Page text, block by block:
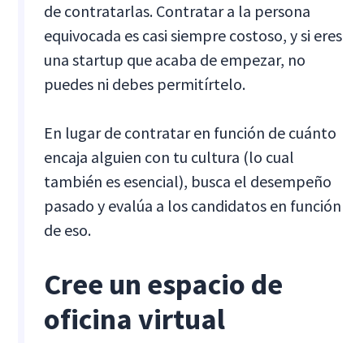
de contratarlas. Contratar a la persona
equivocada es casi siempre costoso, y si eres
una startup que acaba de empezar, no
puedes ni debes permitírtelo.
En lugar de contratar en función de cuánto
encaja alguien con tu cultura (lo cual
también es esencial), busca el desempeño
pasado y evalúa a los candidatos en función
de eso.
Cree un espacio de
oficina virtual